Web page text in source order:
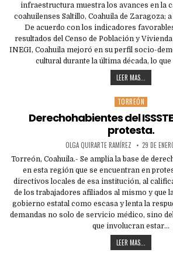
infraestructura muestra los avances en la
coahuilenses Saltillo, Coahuila de Zaragoza; a
De acuerdo con los indicadores
resultados del Censo de Población y
INEGI, Coahuila mejoró en su perfil socio-
cultural durante la última década, lo
LEER MAS...
Posted
TORREÓN
Derechohabientes del
protesta.
OLGA QUIRARTE RAMÍREZ 29 DE
Torreón, Coahuila.- Se amplia la base de
en esta región que se encuentran en
directivos locales de esa institución, al
de los trabajadores afiliados al mismo y que
gobierno estatal como escasa y lenta la
demandas no solo de servicio médico, sino
que involucran estar…
LEER MAS...